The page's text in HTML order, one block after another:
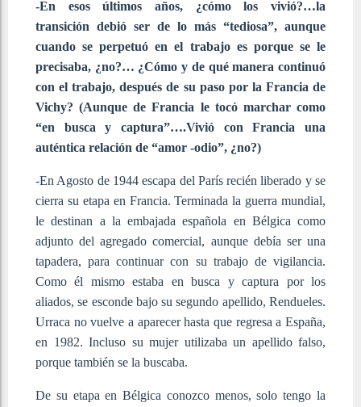
-En esos últimos años, ¿cómo los vivió?…la
transición debió ser de lo más “tediosa”, aunque
cuando se perpetuó en el trabajo es porque se le
precisaba, ¿no?… ¿Cómo y de qué manera continuó
con el trabajo, después de su paso por la Francia de
Vichy? (Aunque de Francia le tocó marchar como
“en busca y captura”….Vivió con Francia una
auténtica relación de “amor -odio”, ¿no?)
-En Agosto de 1944 escapa del París recién liberado y se
cierra su etapa en Francia. Terminada la guerra mundial,
le destinan a la embajada española en Bélgica como
adjunto del agregado comercial, aunque debía ser una
tapadera, para continuar con su trabajo de vigilancia.
Como él mismo estaba en busca y captura por los
aliados, se esconde bajo su segundo apellido, Rendueles.
Urraca no vuelve a aparecer hasta que regresa a España,
en 1982. Incluso su mujer utilizaba un apellido falso,
porque también se la buscaba.
De su etapa en Bélgica conozco menos, solo tengo la